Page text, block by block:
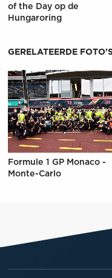
of the Day op de
Hungaroring
GERELATEERDE
Formule 1 GP Monaco -
Monte-Carlo